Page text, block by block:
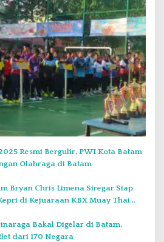
Resmi Bergulir, PWI Kota Batam
Olahraga di Batam
Bryan Chris Limena Siregar Siap
di Kejuaraan KBX Muay Thai
Bakal Digelar di Batam,
dari 170 Negara